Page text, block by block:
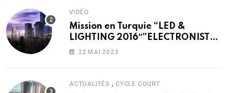
VIDÉO
Mission en Turquie “LED &
LIGHTING 2016″”ELECTRONIST
2016″”ELEX 2016”
22 MAI 2023
ACTUALITÉS , CYCLE COURT